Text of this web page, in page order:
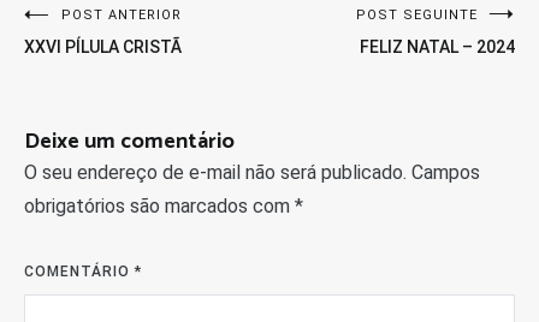
Navegação
de
POST ANTERIOR
XXVI PÍLULA CRISTÃ
POST SEGUINTE
FELIZ NATAL – 2024
Deixe um comentário
O seu endereço de e-mail não será publicado. Campos
obrigatórios são marcados com *
COMENTÁRIO*